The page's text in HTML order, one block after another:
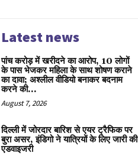
Latest news
पांच करोड़ में खरीदने का आरोप, 10 लोगों
के पास भेजकर महिला के साथ शोषण कराने
का दावा; अश्लील वीडियो बनाकर बदनाम
करने की...
August 7, 2026
दिल्ली में जोरदार बारिश से एयर ट्रैफिक पर
बुरा असर, इंडिगो ने यात्रियों के लिए जारी की
एडवाइजरी